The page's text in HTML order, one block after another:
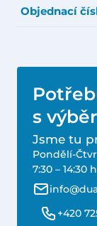
Objednací
s
Jsme tu
Pondělí-
7:30 – 14:30
+420